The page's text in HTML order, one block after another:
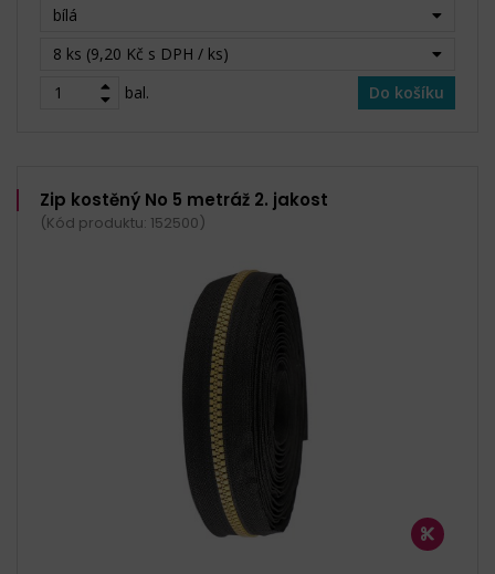
bílá
8 ks (9,20 Kč s DPH / ks)
bal.
Do košíku
Zip kostěný No 5 metráž 2. jakost
(Kód produktu: 152500)